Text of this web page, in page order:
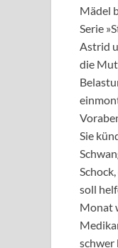
Mädel
Serie
Astrid
die
Sie
soll
Monat
schwer